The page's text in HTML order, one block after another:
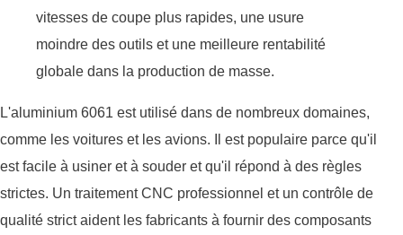
vitesses de coupe plus rapides, une usure
moindre des outils et une meilleure rentabilité
globale dans la production de masse.
L'aluminium 6061 est utilisé dans de nombreux domaines,
comme les voitures et les avions. Il est populaire parce qu'il
est facile à usiner et à souder et qu'il répond à des règles
strictes. Un traitement CNC professionnel et un contrôle de
qualité strict aident les fabricants à fournir des composants